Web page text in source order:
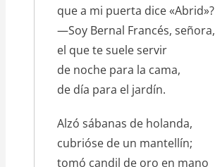
que a mi puerta dice «Abrid»?
—Soy Bernal Francés, señora,
el que te suele servir
de noche para la cama,
de día para el jardín.
Alzó sábanas de holanda,
cubrióse de un mantellín;
tomó candil de oro en mano